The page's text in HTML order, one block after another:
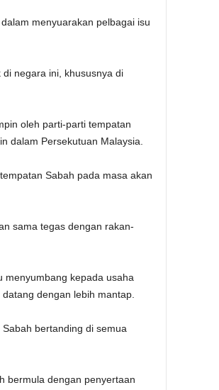
menyuarakan pelbagai isu
negara ini, khususnya di
oleh parti-parti tempatan
dalam Persekutuan Malaysia.
Sabah pada masa akan
sama tegas dengan rakan-
menyumbang kepada usaha
dengan lebih mantap.
bertanding di semua
bermula dengan penyertaan